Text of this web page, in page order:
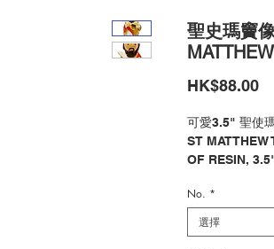
聖史瑪竇
HK$88.00價
可愛3.5" 聖使
ST MATTHEW
OF RESIN,
分類：聖像 / 聖
Category :
No.
No. *
選擇